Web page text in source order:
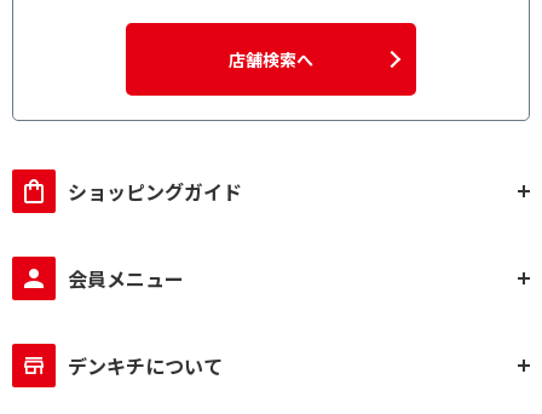
店舗検索へ
ショッピングガイド
会員メニュー
デンキチについて